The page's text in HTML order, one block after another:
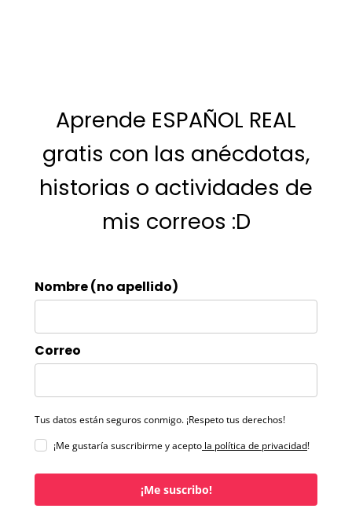
Aprende ESPAÑOL REAL
gratis con las anécdotas,
historias o actividades de
mis correos :D
Nombre (no apellido)
Correo
Tus datos están seguros conmigo. ¡Respeto tus derechos!
¡Me gustaría suscribirme y acepto la política de privacidad!
¡Me suscribo!